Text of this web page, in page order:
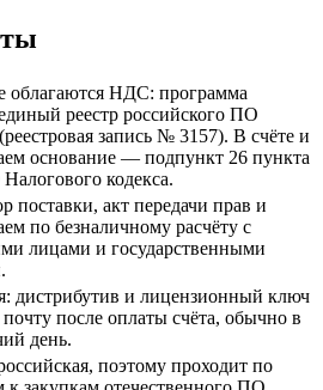
облагаются НДС: программа
реестр российского ПО
запись № 3157). В счёте и
основание — подпункт 26 пункта
Налогового кодекса.
поставки, акт передачи прав и
по безналичному расчёту с
лицами и государственными
дистрибутив и лицензионный ключ
после оплаты счёта, обычно в
день.
поэтому проходит по